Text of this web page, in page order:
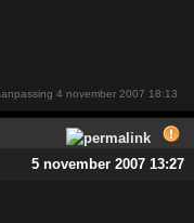
4 november 2007 18:13
5 november 2007 13:27